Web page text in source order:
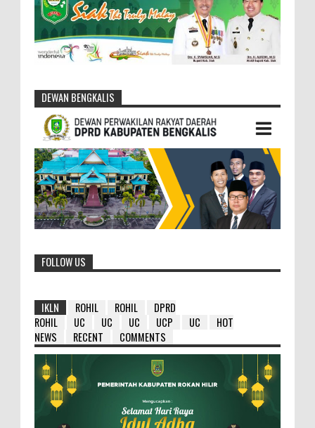
DEWAN BENGKALIS
FOLLOW US
IKLN ROHIL ROHIL
DPRD
ROHIL
UC UC UC UCP UC
HOT
NEWS
RECENT COMMENTS